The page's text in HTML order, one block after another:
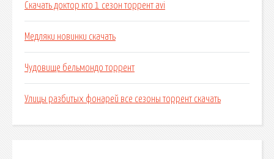
Скачать доктор кто 1 сезон торрент avi
Медляки новинки скачать
Чудовище бельмондо торрент
Улицы разбитых фонарей все сезоны торрент скачать